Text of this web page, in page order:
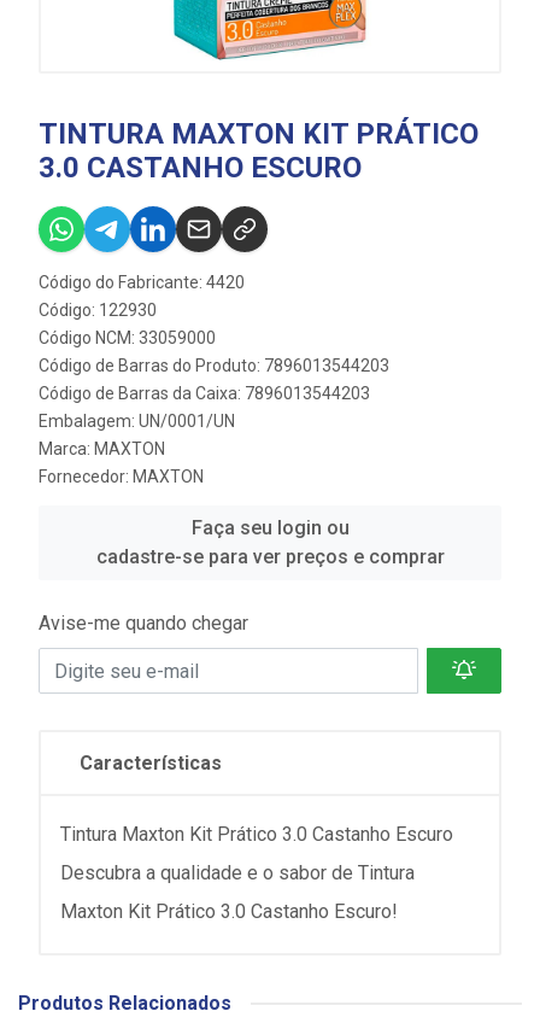
TINTURA MAXTON KIT PRÁTICO
3.0 CASTANHO ESCURO
Código do Fabricante: 4420
Código: 122930
Código NCM: 33059000
Código de Barras do Produto: 7896013544203
Código de Barras da Caixa: 7896013544203
Embalagem: UN/0001/UN
Marca: MAXTON
Fornecedor: MAXTON
Faça seu login ou
cadastre-se para ver preços e comprar
Avise-me quando chegar
Características
Tintura Maxton Kit Prático 3.0 Castanho Escuro
Descubra a qualidade e o sabor de Tintura
Maxton Kit Prático 3.0 Castanho Escuro!
Produtos Relacionados